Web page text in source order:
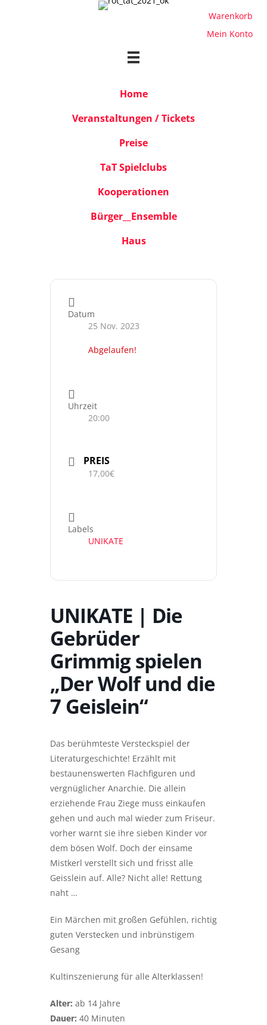
Warenkorb
Mein Konto
Home
Veranstaltungen / Tickets
Preise
TaT Spielclubs
Kooperationen
Bürger__Ensemble
Haus
Datum
25 Nov. 2023
Abgelaufen!
Uhrzeit
20:00
PREIS
17,00€
Labels
UNIKATE
UNIKATE | Die
Gebrüder
Grimmig spielen
„Der Wolf und die
7 Geislein“
Das berühmteste Versteckspiel der
Literaturgeschichte! Erzählt mit
bestaunenswerten Flachfiguren und
vergnüglicher Anarchie. Die allein
erziehende Frau Ziege muss einkaufen
gehen und auch mal wieder zum Friseur.
vorher warnt sie ihre sieben Kinder vor
dem bösen Wolf. Doch der einsame
Mistkerl verstellt sich und frisst alle
Geisslein auf. Alle? Nicht alle! Rettung
naht …
Ein Märchen mit großen Gefühlen, richtig
guten Verstecken und inbrünstigem
Gesang
Kultinszenierung für alle Alterklassen!
Alter: ab 14 Jahre
Dauer: 40 Minuten